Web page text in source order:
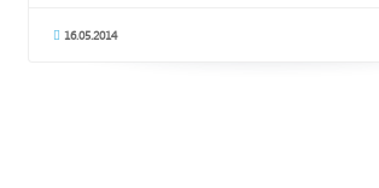
16.05.2014